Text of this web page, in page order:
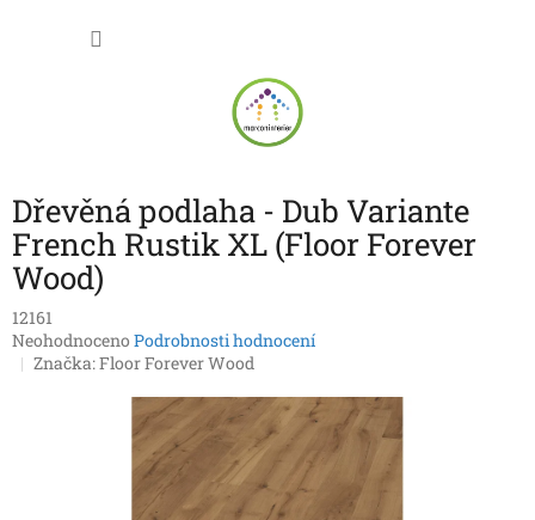
Dřevěná podlaha - Dub Variante
French Rustik XL (Floor Forever
Wood)
12161
Průměrné
hodnocení
Neohodnoceno Podrobnosti hodnocení
Značka:Floor Forever Wood